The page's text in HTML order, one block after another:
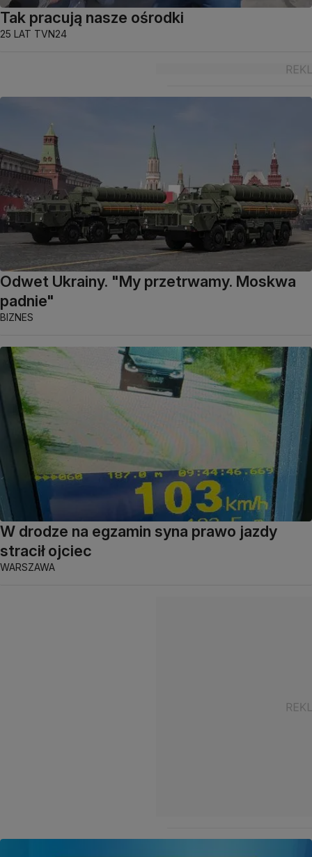
Tak pracują nasze ośrodki
25 LAT TVN24
Odwet Ukrainy. "My przetrwamy. Moskwa
padnie"
BIZNES
W drodze na egzamin syna prawo jazdy
stracił ojciec
WARSZAWA